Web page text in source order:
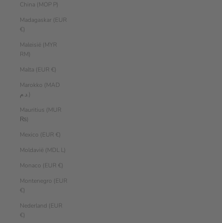
China (MOP P)
Madagaskar (EUR
€)
Maleisië (MYR
RM)
Malta (EUR €)
Marokko (MAD
د.م.)
Mauritius (MUR
₨)
Mexico (EUR €)
Moldavië (MDL L)
Monaco (EUR €)
Montenegro (EUR
€)
Nederland (EUR
€)